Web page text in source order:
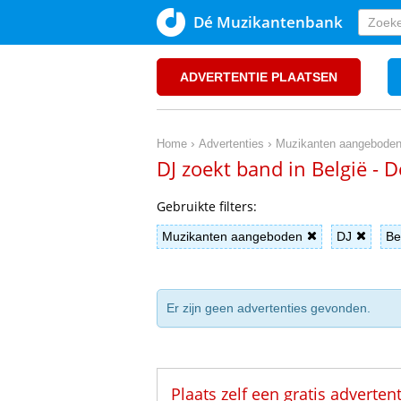
Dé Muzikantenbank
ADVERTENTIE PLAATSEN
Home › Advertenties › Muzikanten aangeboden
DJ zoekt band in België -
Gebruikte filters:
Muzikanten aangeboden DJ
Er zijn geen advertenties gevonden.
Plaats zelf een gratis